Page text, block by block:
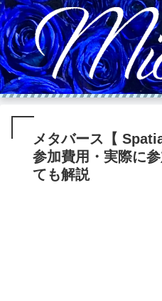
メタバース【
参加費用・実際に
ても解説